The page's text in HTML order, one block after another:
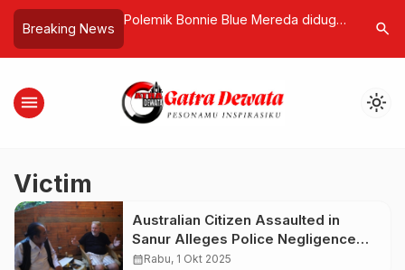
Breaking News
Terbang ke
Erasmus+
Polemik Bonnie Blue Mereda diduga
Mafia
Naik ke
search
menu light_mode
Victim
Australian Citizen Assaulted in
Sanur Alleges Police Negligence
After Filing Report
calendar_monthRabu, 1 Okt 2025